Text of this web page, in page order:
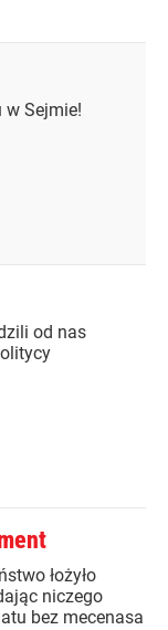
Sejmie!
od nas
łożyło
niczego
bez mecenasa